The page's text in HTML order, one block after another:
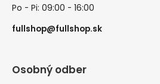
Po - Pi: 09:00 - 16:00
fullshop@fullshop.sk
Osobný odber